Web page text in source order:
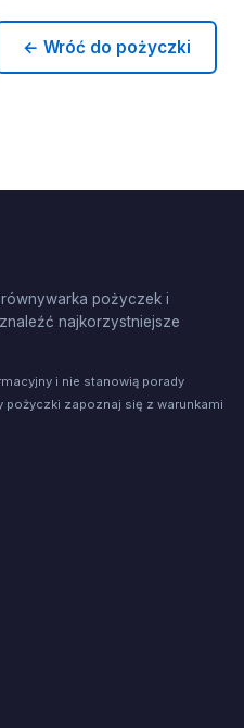
← Wróć do pożyczki
pożyczek i
najkorzystniejsze
i nie stanowią porady
zapoznaj się z warunkami